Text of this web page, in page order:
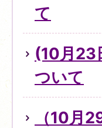
て
(10月23
ついて
（10月